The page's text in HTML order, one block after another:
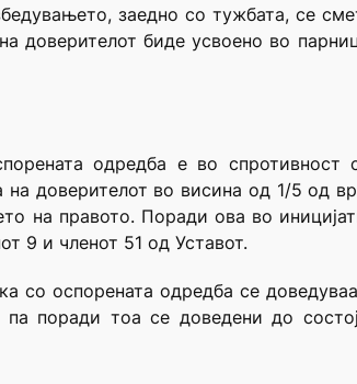
заедно со тужбата, се
доверителот биде усвоено во
одредба е во
на доверителот во висина од 1/5 од
на правото. Поради ова во
9 и членот 51 од Уставот.
со оспорената одредба се
поради тоа се доведени до